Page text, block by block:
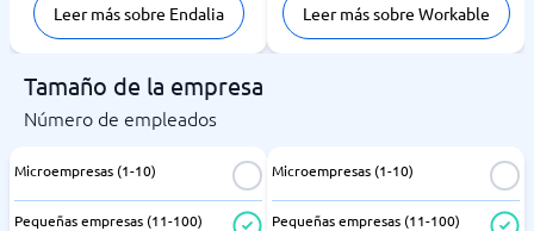
Leer más sobre Endalia Leer más sobre Workable
Tamaño de la empresa
Número de empleados
Microempresas (1-10)
Pequeñas empresas (11-100)
Microempresas (1-10)
Pequeñas empresas (11-100)